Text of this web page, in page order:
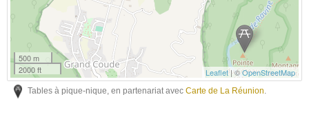
500 m
2000 ft
Leaflet| ©OpenStreetMap
Tables à pique-nique, en partenariat avecCarte de La Réunion